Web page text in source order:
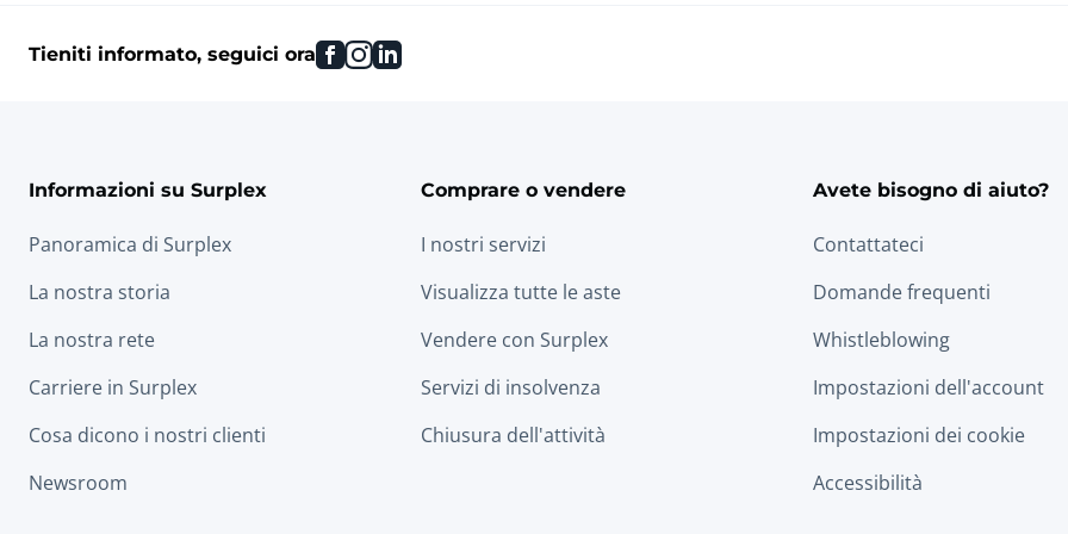
Tieniti informato, seguici ora facebook
instagram
linkedin
Informazioni su Surplex
Panoramica di Surplex
La nostra storia
La nostra rete
Carriere in Surplex
Cosa dicono i nostri clienti
Newsroom
Comprare o vendere
I nostri servizi
Visualizza tutte le aste
Vendere con Surplex
Servizi di insolvenza
Chiusura dell'attività
Avete bisogno di aiuto?
Contattateci
Domande frequenti
Whistleblowing
Impostazioni dell'account
Impostazioni dei cookie
Accessibilità